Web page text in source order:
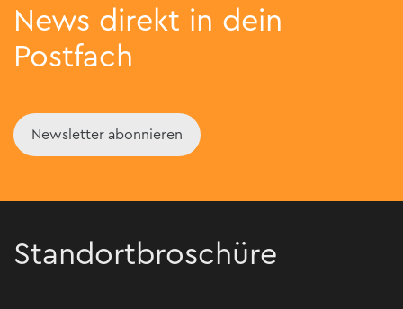
News direkt in dein
Postfach
Newsletter abonnieren
Standortbroschüre